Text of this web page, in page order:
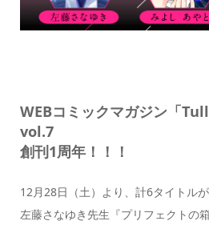
WEBコミックマガジン「
vol.7
創刊1周年！！！
12月28日（土）より、計6タイトルが
左藤さなゆき先生『プリフェクトの